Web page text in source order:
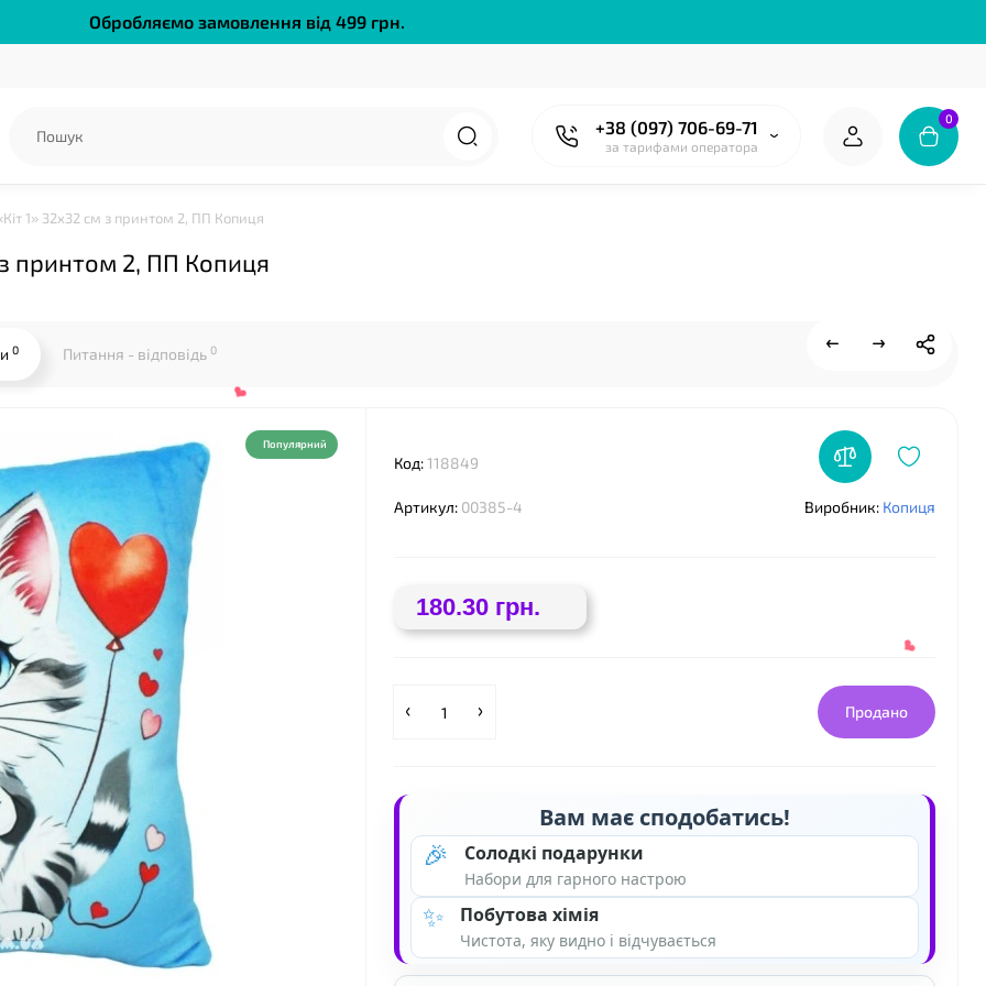
Обробляємо замовлення від 499 грн.
+38 (097) 706-69-71
за тарифами оператора
0
1» 32х32 см з принтом 2, ПП Копиця
принтом 2, ПП Копиця
0 Питання - відповідь 0
Популярний
Код:118849
Артикул: 00385-4 Виробник: Копиця
180.30 грн.
Продано
Вам має сподобатись!
🎉 Солодкі подарунки
Набори для гарного настрою
✨ Побутова хімія
Чистота, яку видно і відчувається